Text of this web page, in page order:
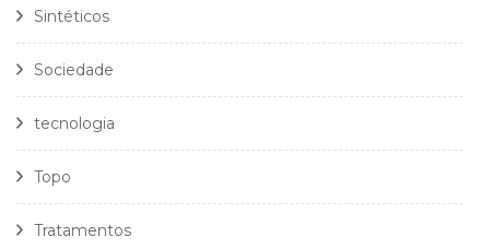
Sintéticos
Sociedade
tecnologia
Topo
Tratamentos